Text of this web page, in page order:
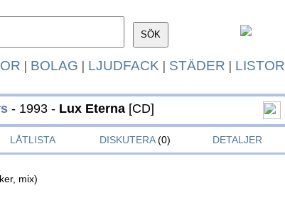
| BOLAG | LJUDFACK | STÄDER | LISTOR
- 1993 - Lux Eterna [CD]
LÅTLISTA DISKUTERA(0) DETALJER
mix)